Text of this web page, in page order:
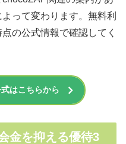
って変わります。無料利
の公式情報で確認してく
はこちらから
金を抑える優待3